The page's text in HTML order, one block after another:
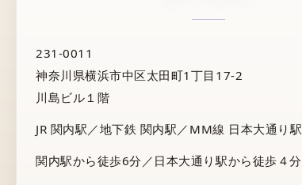
231-0011
神奈川県横浜市中区太田町1丁目17-2
川島ビル１階
JR 関内駅／地下鉄 関内駅／MM線 日本大通り駅
関内駅から徒歩6分／日本大通り駅から徒歩４分